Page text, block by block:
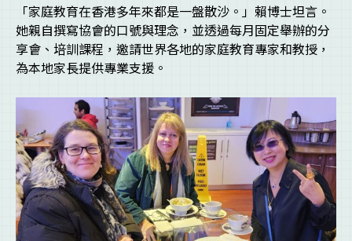
「家庭教育在香港多年來都是一盤散沙。」賴博士坦言。
她親自撰寫協會的口號與理念，並透過每月固定舉辦的分
享會、培訓課程，邀請世界各地的家庭教育專家和教授，
為本地家長提供專業支援。